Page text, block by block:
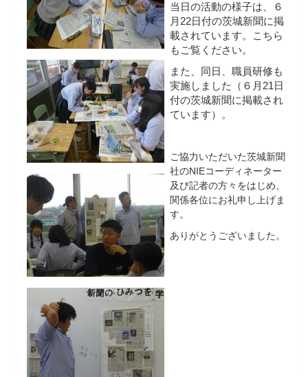
当日の活動の様子は、６
月22日付の茨城新聞に掲
載されています。こちら
もご覧ください。
また、同日、職員研修も
実施しました（６月21日
付の茨城新聞に掲載され
ています）。
ご協力いただいた茨城新聞
社のNIEコーディネーター
及び記者の方々をはじめ、
関係各位にお礼申し上げま
す。
ありがとうございました。